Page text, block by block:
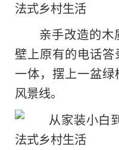
亲手改造的
壁上原有的电话
一体，摆上一盆
风景线。